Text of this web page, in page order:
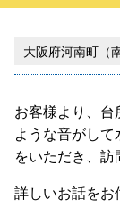
大阪府河南町（
お客様より、
ような音がし
をいただき、訪
詳しいお話を